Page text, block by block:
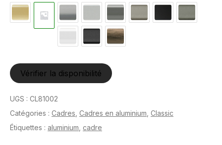
Vérifier la disponibilité
UGS : CL81002
Catégories : Cadres Cadres en aluminium Classic
Étiquettes : aluminium cadre